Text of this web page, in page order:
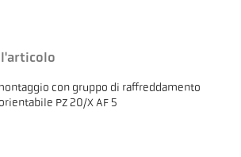
con gruppo di raffreddamento
PZ 20/X AF 5